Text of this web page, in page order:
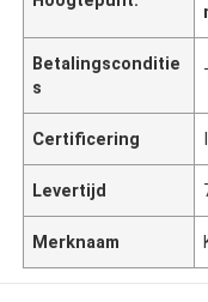
Betalingsconditie
s
Certificering
Levertijd
Merknaam